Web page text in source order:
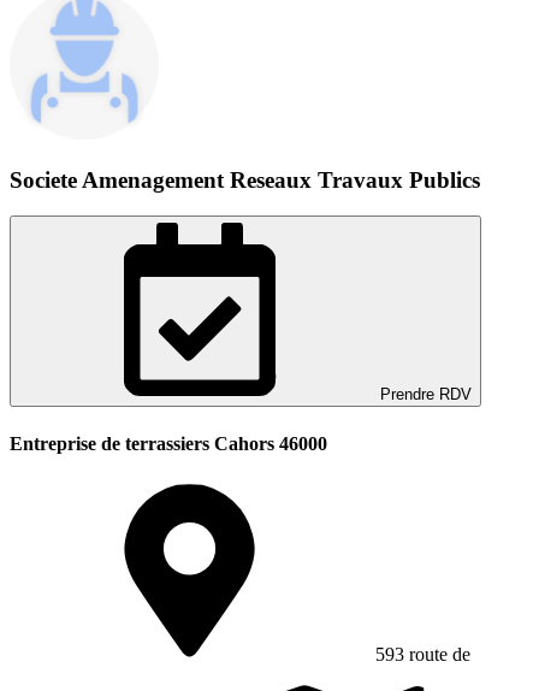
Societe Amenagement Reseaux Travaux Publics
Prendre RDV
Entreprise de terrassiers Cahors 46000
593 route de